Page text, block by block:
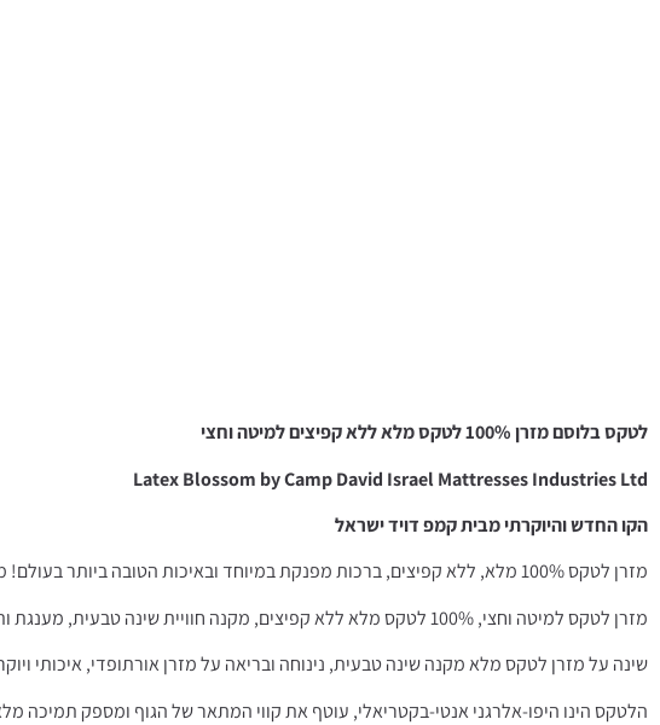
לטקס בלוסם מזרן 100% לטקס מלא ללא קפיצים למיטה וחצי
Latex Blossom by Camp David Israel Mattresses Industries Ltd
הקו החדש והיוקרתי מבית קמפ דויד ישראל
מזרן לטקס 100% מלא, ללא קפיצים, ברכות מפנקת במיוחד ובאיכות הטובה ביותר בעולם! מתאים גם למיטה מתכווננת למיטה וחצי.
מזרן לטקס למיטה וחצי, 100% לטקס מלא ללא קפיצים, מקנה חוויית שינה טבעית, מענגת ותומכת את כל מרכזי הכובד של המזרן עם הגוף.
שינה על מזרן לטקס מלא מקנה שינה טבעית, נינוחה ובריאה על מזרן אורתופדי, איכותי
הלטקס הינו היפו-אלרגני אנטי-בקטריאלי, עוטף את קווי המתאר של הגוף ומספק תמיכה